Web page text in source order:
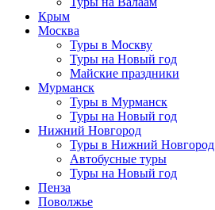
Крым
Москва
Туры в Москву
Туры на Новый год
Майские праздники
Мурманск
Туры в Мурманск
Туры на Новый год
Нижний Новгород
Туры в Нижний Новгород
Автобусные туры
Туры на Новый год
Пенза
Поволжье